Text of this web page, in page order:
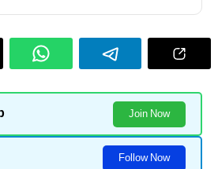
Join Now
Follow Now